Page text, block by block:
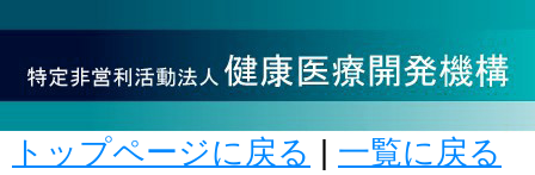
トップページに戻る 一覧に戻る